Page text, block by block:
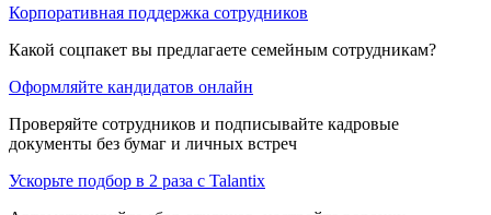
Корпоративная поддержка сотрудников
Какой соцпакет вы предлагаете семейным сотрудникам?
Оформляйте кандидатов онлайн
Проверяйте сотрудников и подписывайте кадровые
документы без бумаг и личных встреч
Ускорьте подбор в 2 раза с Talantix